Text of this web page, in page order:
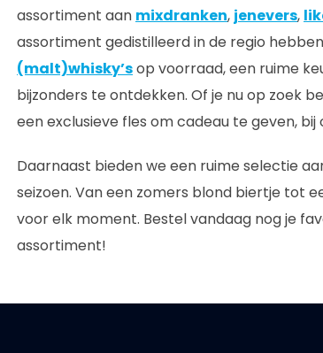
assortiment aan mixdranken, jenevers,
assortiment gedistilleerd in de regio
(malt)whisky’sop voorraad, een ruime
bijzonders te ontdekken. Of je nu op zoek
een exclusieve fles om cadeau te geven, bij
Daarnaast bieden we een ruime selectie
seizoen. Van een zomers blond biertje tot
voor elk moment. Bestel vandaag nog je
assortiment!